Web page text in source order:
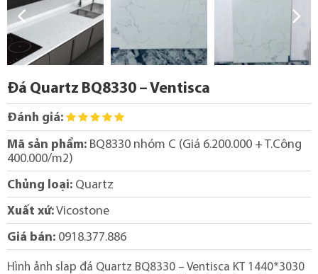
Đá Quartz BQ8330 – Ventisca
Đánh giá:
Mã sản phẩm: BQ8330 nhóm C (Giá 6.200.000 + T.Công
400.000/m2)
Chủng loại: Quartz
Xuất xứ:Vicostone
Giá bán: 0918.377.886
Hình ảnh slap đá Quartz BQ8330 – Ventisca KT 1440*3030